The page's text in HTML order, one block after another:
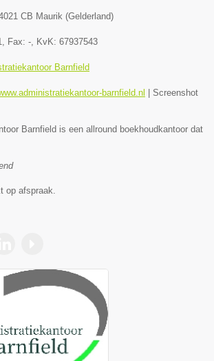
CB Maurik (Gelderland)
, Fax: - , KvK: 67937543
Barnfield
barnfield.nl | Screenshot
Barnfield is een allround boekhoudkantoor dat
op afspraak.